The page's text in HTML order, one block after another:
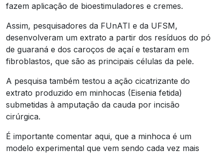
fazem aplicação de bioestimuladores e cremes.
Assim, pesquisadores da FUnATI e da UFSM,
desenvolveram um extrato a partir dos resíduos do pó
de guaraná e dos caroços de açaí e testaram em
fibroblastos, que são as principais células da pele.
A pesquisa também testou a ação cicatrizante do
extrato produzido em minhocas (Eisenia fetida)
submetidas à amputação da cauda por incisão
cirúrgica.
É importante comentar aqui, que a minhoca é um
modelo experimental que vem sendo cada vez mais